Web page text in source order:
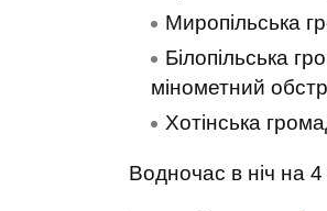
Миропільська
Білопільська
мінометний
Хотінська
Водночас в ніч на